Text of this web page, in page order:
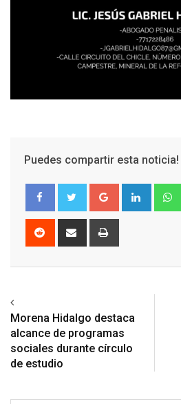
Puedes compartir esta noticia!
Google+ LinkedIn
Reddit
Share
Morena Hidalgo destaca
alcance de programas
sociales durante círculo
de estudio